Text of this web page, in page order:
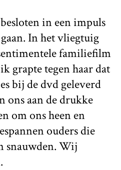
in een impuls
In het vliegtuig
familiefilm
grapte tegen haar dat
bij de dvd geleverd
ons aan de drukke
om ons heen en
ouders die
snauwden. Wij